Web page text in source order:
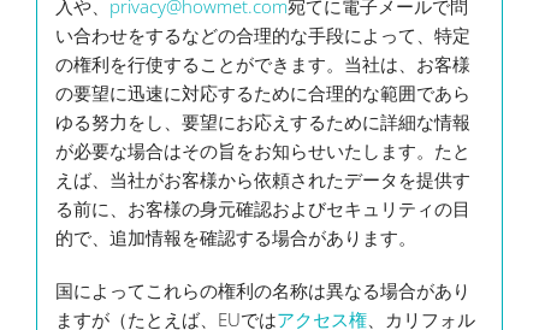
入や、 privacy@howmet.com宛てに電子メールで問
い合わせをするなどの合理的な手段によって、特定
の権利を行使することができます。当社は、お客様
の要望に迅速に対応するために合理的な範囲であら
ゆる努力をし、要望にお応えするために詳細な情報
が必要な場合はその旨をお知らせいたします。たと
えば、当社がお客様から依頼されたデータを提供す
る前に、お客様の身元確認およびセキュリティの目
的で、追加情報を確認する場合があります。
国によってこれらの権利の名称は異なる場合があり
ますが（たとえば、EUではアクセス権、カリフォル